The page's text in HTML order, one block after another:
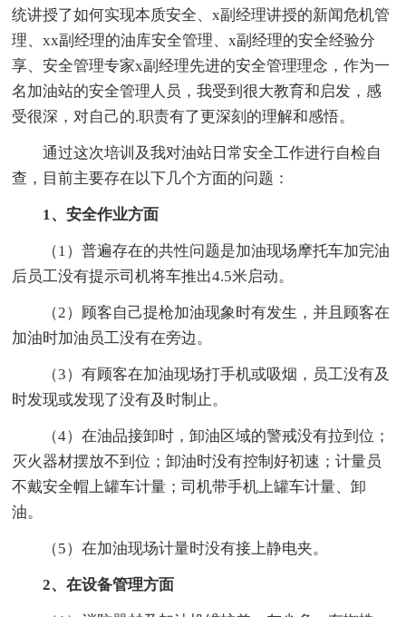
统讲授了如何实现本质安全、x副经理讲授的新闻危机管
理、xx副经理的油库安全管理、x副经理的安全经验分
享、安全管理专家x副经理先进的安全管理理念，作为一
名加油站的安全管理人员，我受到很大教育和启发，感
受很深，对自己的.职责有了更深刻的理解和感悟。
通过这次培训及我对油站日常安全工作进行自检自
查，目前主要存在以下几个方面的问题：
1、安全作业方面
（1）普遍存在的共性问题是加油现场摩托车加完油
后员工没有提示司机将车推出4.5米启动。
（2）顾客自己提枪加油现象时有发生，并且顾客在
加油时加油员工没有在旁边。
（3）有顾客在加油现场打手机或吸烟，员工没有及
时发现或发现了没有及时制止。
（4）在油品接卸时，卸油区域的警戒没有拉到位；
灭火器材摆放不到位；卸油时没有控制好初速；计量员
不戴安全帽上罐车计量；司机带手机上罐车计量、卸
油。
（5）在加油现场计量时没有接上静电夹。
2、在设备管理方面